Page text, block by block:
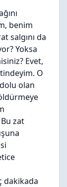
benim
salgını da
Yoksa
Evet,
O
olan
zat
dakikada